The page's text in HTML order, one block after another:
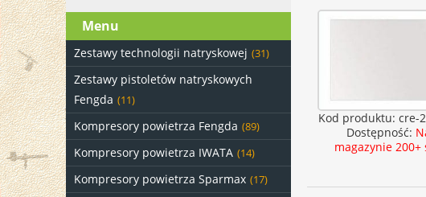
Menu
Zestawy technologii natryskowej (31)
Zestawy pistoletów natryskowych
Fengda (11)
Kompresory powietrza Fengda (89)
Kompresory powietrza IWATA (14)
Kompresory powietrza Sparmax (17)
Kod produktu: cre-
Dostępność:
magazynie 200+